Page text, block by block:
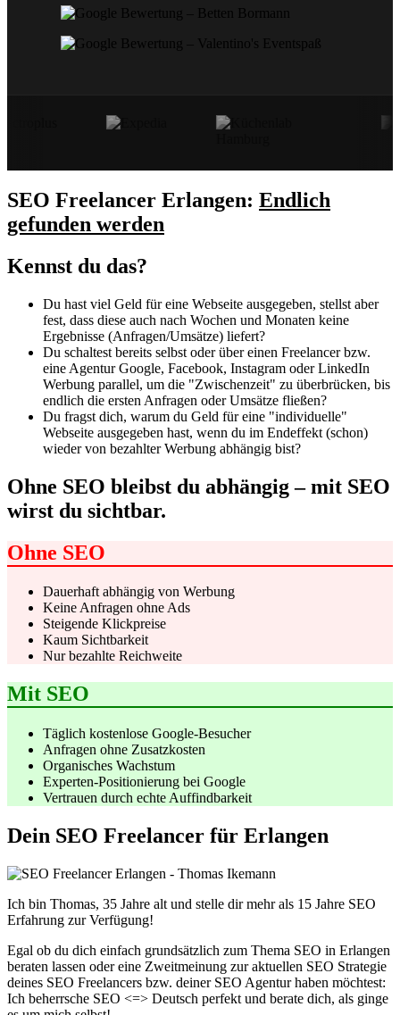
SEO Freelancer Erlangen: Endlich
gefunden werden
Kennst du das?
Du hast viel Geld für eine Webseite ausgegeben, stellst aber
fest, dass diese auch nach Wochen und Monaten keine
Ergebnisse (Anfragen/Umsätze) liefert?
Du schaltest bereits selbst oder über einen Freelancer bzw.
eine Agentur Google, Facebook, Instagram oder LinkedIn
Werbung parallel, um die "Zwischenzeit" zu überbrücken, bis
endlich die ersten Anfragen oder Umsätze fließen?
Du fragst dich, warum du Geld für eine "individuelle"
Webseite ausgegeben hast, wenn du im Endeffekt (schon)
wieder von bezahlter Werbung abhängig bist?
Ohne SEO bleibst du abhängig – mit SEO
wirst du sichtbar.
Ohne SEO
Dauerhaft abhängig von Werbung
Keine Anfragen ohne Ads
Steigende Klickpreise
Kaum Sichtbarkeit
Nur bezahlte Reichweite
Mit SEO
Täglich kostenlose Google-Besucher
Anfragen ohne Zusatzkosten
Organisches Wachstum
Experten-Positionierung bei Google
Vertrauen durch echte Auffindbarkeit
Dein SEO Freelancer für Erlangen
Ich bin Thomas, 35 Jahre alt und stelle dir mehr als 15 Jahre SEO
Erfahrung zur Verfügung!
Egal ob du dich einfach grundsätzlich zum Thema SEO in Erlangen
beraten lassen oder eine Zweitmeinung zur aktuellen SEO Strategie
deines SEO Freelancers bzw. deiner SEO Agentur haben möchtest:
Ich beherrsche SEO <=> Deutsch perfekt und berate dich, als ginge